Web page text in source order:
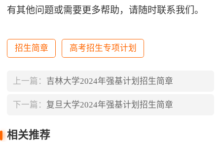
有其他问题或需要更多帮助，请随时联系我们。
招生简章 高考招生专项计划
上一篇： 吉林大学2024年强基计划招生简章
下一篇： 复旦大学2024年强基计划招生简章
相关推荐